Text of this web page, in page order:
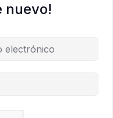
nuevo!